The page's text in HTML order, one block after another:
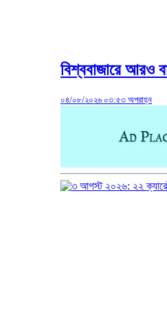
বিশ্ববাজারে আরও
০৪/০৮/২০২৬ ০৩:৫৩ অপরাহ্ন